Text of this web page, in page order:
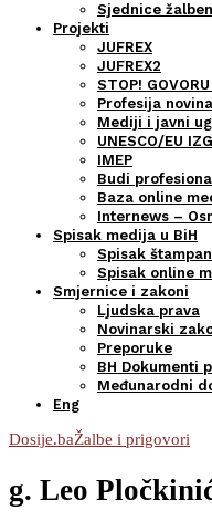
Sjednice
Projekti
JUFREX
JUFREX2
STOP!
Profesija
Mediji i javni
UNESCO/EU
IMEP
Budi
Baza online
Internews –
Spisak medija u BiH
Spisak
Spisak online
Smjernice i zakoni
Ljudska prava
Novinarski
Preporuke
BH Dokumenti
Međunarodni
Eng
Dosije.baŽalbe i prigovori
g. Leo